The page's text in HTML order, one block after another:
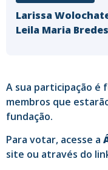
Larissa
Leila Maria
A sua participação é
membros que
fundação.
Para votar, acesse a
site ou através do